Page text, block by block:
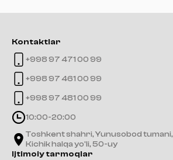
Kontaktlar
+998 97 471 00 99
+998 97 461 00 99
+998 97 481 00 99
10:00-20:00
Toshkent shahri, Yunusobod tumani,
Kichik halqa yo'li, 50-uy
Ijtimoiy tarmoqlar